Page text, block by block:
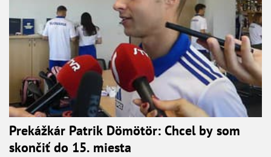
Prekážkár Patrik Dömötör: Chcel by som
skončiť do 15. miesta